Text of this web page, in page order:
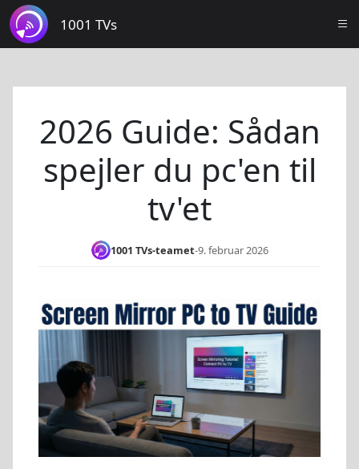
1001 TVs
2026 Guide: Sådan
spejler du pc'en til
tv'et
1001 TVs-teamet-9. februar 2026